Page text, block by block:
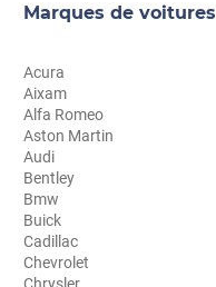
Kia
Mercedes-Benz
Mini
Nissan
Opel
Peugeot
Marques de voitures
Acura
Aixam
Alfa Romeo
Aston Martin
Audi
Bentley
Bmw
Buick
Cadillac
Chevrolet